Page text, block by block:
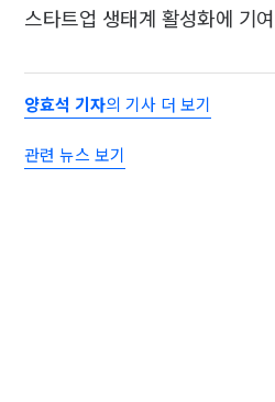
스타트업 생태계 활성화에 기
양효석 기자의 기사 더 보기
관련 뉴스 보기